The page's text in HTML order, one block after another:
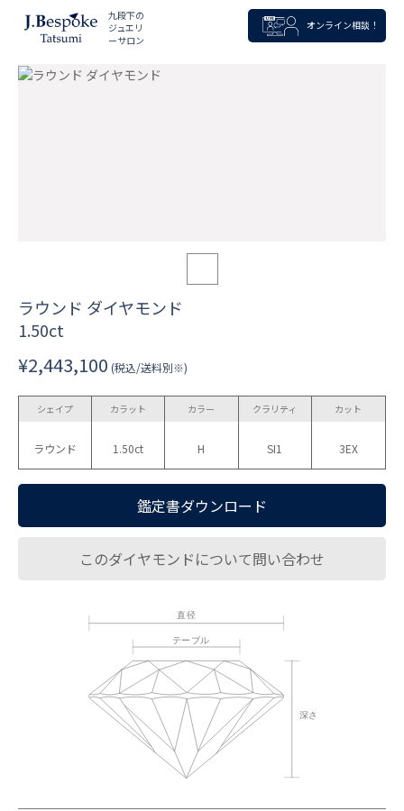
九段下の
ジュエリ
ーサロン
オンライン相談！
ラウンド ダイヤモンド
1.50ct
¥2,443,100 (税込/送料別※)
シェイプ
ラウンド
カラット
1.50ct
カラー
H
クラリティ
SI1
カット
3EX
鑑定書ダウンロード
このダイヤモンドについて問い合わせ